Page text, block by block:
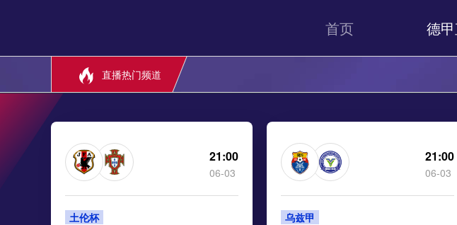
首页 德
直播热门频道
21:00
06-03
土伦杯
21:00
06-03
乌兹甲